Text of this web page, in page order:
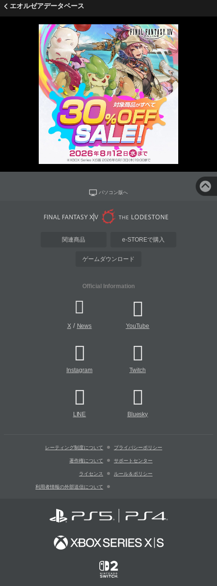
エオルゼアデータベース
パソコン版へ
関連商品 e-STOREで購入
ゲームダウンロード
Official Information
X/ News YouTube
Instagram Twitch
LINE Bluesky
レーティング制度について プライバシーポリシー
著作権について サポートセンター
ライセンス ルール＆ポリシー
利用者情報の外部送信について